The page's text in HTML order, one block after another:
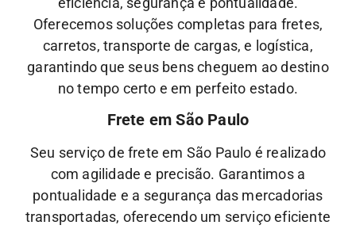
Oferecemos soluções completas para fretes,
carretos, transporte de cargas, e logística,
garantindo que seus bens cheguem ao destino
no tempo certo e em perfeito estado.
Frete em São Paulo
Seu serviço de frete em São Paulo é realizado
com agilidade e precisão. Garantimos a
pontualidade e a segurança das mercadorias
transportadas, oferecendo um serviço eficiente